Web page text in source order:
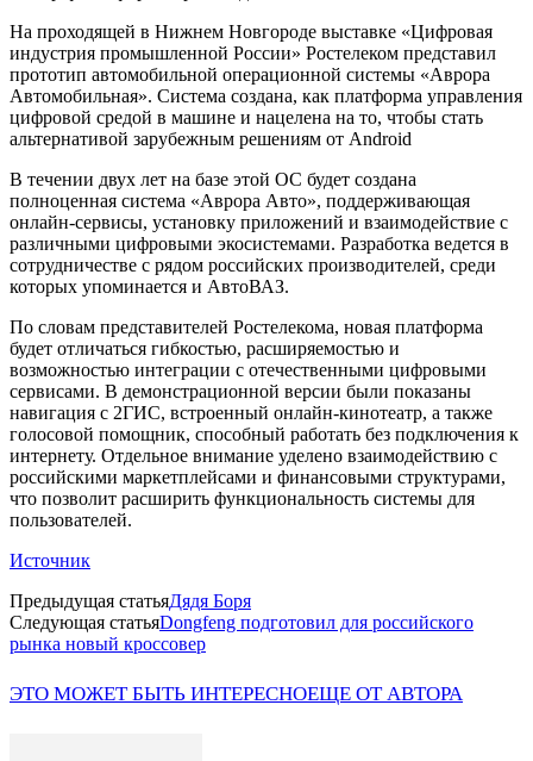
На проходящей в Нижнем Новгороде выставке «Цифровая
индустрия промышленной России» Ростелеком представил
прототип автомобильной операционной системы «Аврора
Автомобильная». Система создана, как платформа управления
цифровой средой в машине и нацелена на то, чтобы стать
альтернативой зарубежным решениям от Android
В течении двух лет на базе этой ОС будет создана
полноценная система «Аврора Авто», поддерживающая
онлайн-сервисы, установку приложений и взаимодействие с
различными цифровыми экосистемами. Разработка ведется в
сотрудничестве с рядом российских производителей, среди
которых упоминается и АвтоВАЗ.
По словам представителей Ростелекома, новая платформа
будет отличаться гибкостью, расширяемостью и
возможностью интеграции с отечественными цифровыми
сервисами. В демонстрационной версии были показаны
навигация с 2ГИС, встроенный онлайн-кинотеатр, а также
голосовой помощник, способный работать без подключения к
интернету. Отдельное внимание уделено взаимодействию с
российскими маркетплейсами и финансовыми структурами,
что позволит расширить функциональность системы для
пользователей.
Источник
Предыдущая статьяДядя Боря
Следующая статьяDongfeng подготовил для российского
рынка новый кроссовер
ЭТО МОЖЕТ БЫТЬ ИНТЕРЕСНОЕЩЕ ОТ АВТОРА